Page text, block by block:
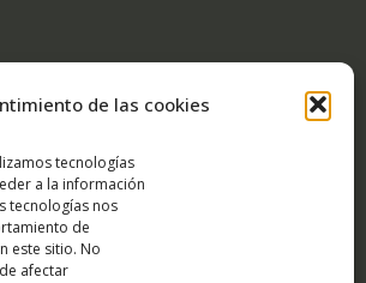
de las cookies
tecnologías
a la información
tecnologías nos
de
este sitio. No
afectar